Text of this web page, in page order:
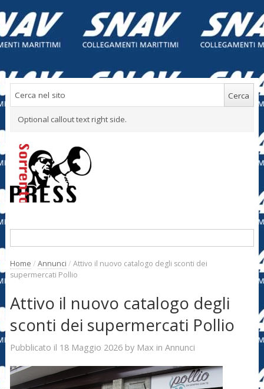
Optional callout text right side.
Home / Annunci / Attivo il nuovo catalogo degli sconti dei
supermercati Pollio
Attivo il nuovo catalogo degli
sconti dei supermercati Pollio
Pubblicato il 18 Maggio 2026by Max in Annunci